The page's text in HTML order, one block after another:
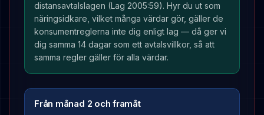
distansavtalslagen (Lag 2005:59). Hyr du ut som
näringsidkare, vilket många värdar gör, gäller de
konsumentreglerna inte dig enligt lag — då ger vi
dig samma 14 dagar som ett avtalsvillkor, så att
samma regler gäller för alla värdar.
Från månad 2 och framåt